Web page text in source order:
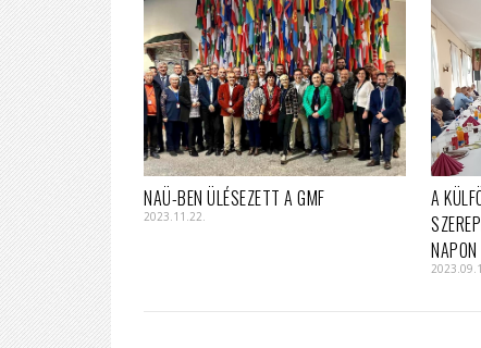
NAÜ-BEN ÜLÉSEZETT A GMF
2023.11.22.
A
NAPON